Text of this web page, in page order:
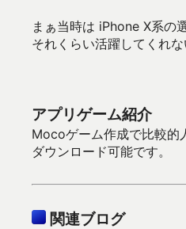
まぁ当時は iPhone X系の
それくらい活躍してくれ
アプリゲーム紹介
Mocoゲーム作成で比較的
ダウンロード可能です。
関連ブログ